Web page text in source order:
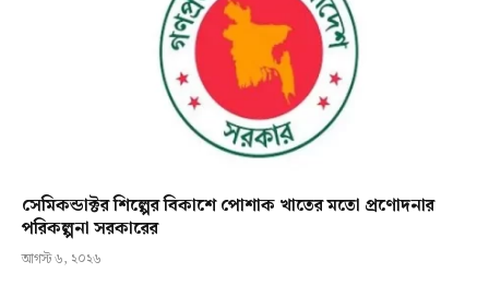
সেমিকন্ডাক্টর শিল্পের বিকাশে পোশাক খাতের মতো প্রণোদনার
পরিকল্পনা সরকারের
আগস্ট ৬, ২০২৬